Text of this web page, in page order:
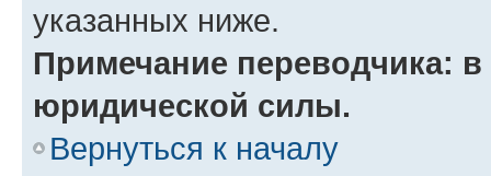
указанных ниже.
Примечание переводчика:
юридической силы.
Вернуться к началу